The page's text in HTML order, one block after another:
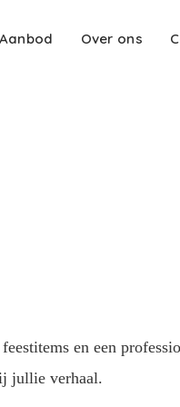
Aanbod Over ons
en een
jullie verhaal.